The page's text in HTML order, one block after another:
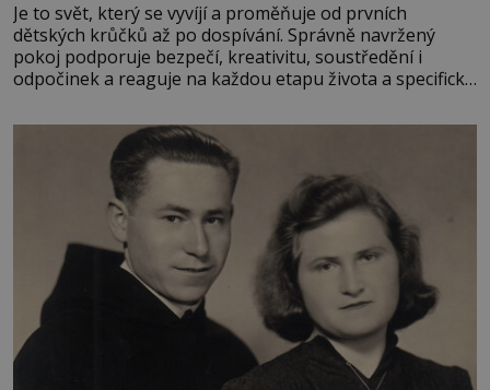
Je to svět, který se vyvíjí a proměňuje od prvních
dětských krůčků až po dospívání. Správně navržený
pokoj podporuje bezpečí, kreativitu, soustředění i
odpočinek a reaguje na každou etapu života a specifické
měkkost a bezpečí, proto by pokoj miminka měl působit
především klidně a útulně. Předškolní věk je